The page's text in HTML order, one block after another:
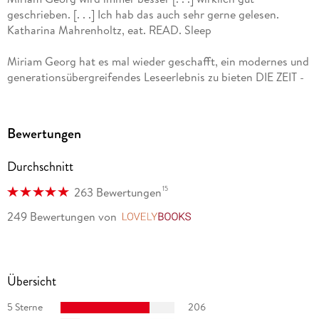
geschrieben. [. . .] Ich hab das auch sehr gerne gelesen.
Katharina Mahrenholtz, eat. READ. Sleep
Miriam Georg hat es mal wieder geschafft, ein modernes und
generationsübergreifendes Leseerlebnis zu bieten DIE ZEIT -
unerwarteten [. . .] Wendungen gespickt Martin Gaiser, Radio
Bestsellerautorin Miriam Georg nimmt uns mit in die
Geschichte. Angela Wittmann, BRIGITTE
dpa
Georg macht das Persönliche politisch, verbindet große
Bewertungen
Durchschnitt
263 Bewertungen15
249 Bewertungen von
Übersicht
5 Sterne
206